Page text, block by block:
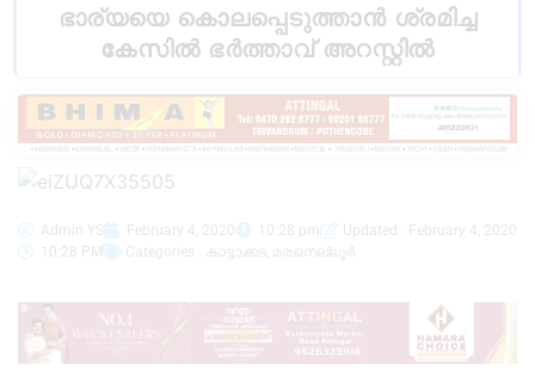
ഭാര്യയെ കൊലപ്പെടുത്താൻ ശ്രമിച്ച
കേസിൽ ഭർത്താവ് അറസ്റ്റിൽ
Admin YS February 4, 2020 10:28 pm
Updated : February 4, 2020
10:28 PM
Categories : കാട്ടാക്കട മരനെല്ലൂർ